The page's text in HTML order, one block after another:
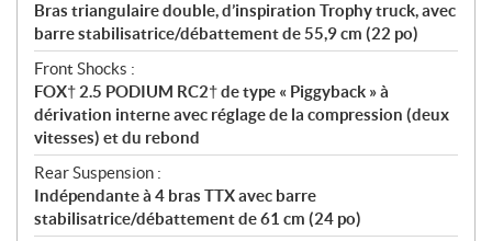
Bras triangulaire double, d’inspiration Trophy truck, avec
barre stabilisatrice/débattement de 55,9 cm (22 po)
Front Shocks :
FOX† 2.5 PODIUM RC2† de type « Piggyback » à
dérivation interne avec réglage de la compression (deux
vitesses) et du rebond
Rear Suspension :
Indépendante à 4 bras TTX avec barre
stabilisatrice/débattement de 61 cm (24 po)